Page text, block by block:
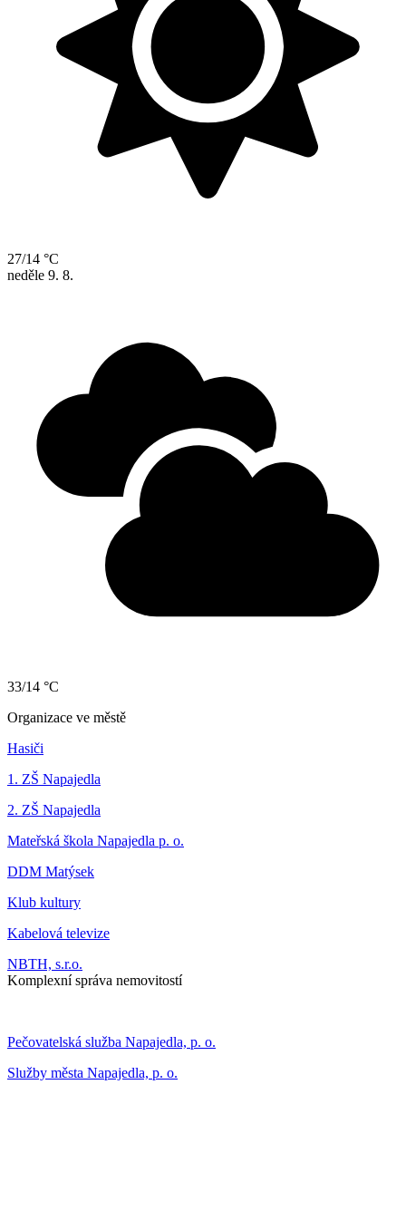
27/14 °C
neděle 9. 8.
33/14 °C
Organizace ve městě
Hasiči
1. ZŠ Napajedla
2. ZŠ Napajedla
Mateřská škola Napajedla p. o.
DDM Matýsek
Klub kultury
Kabelová televize
NBTH, s.r.o.
Komplexní správa nemovitostí
Pečovatelská služba Napajedla, p. o.
Služby města Napajedla, p. o.